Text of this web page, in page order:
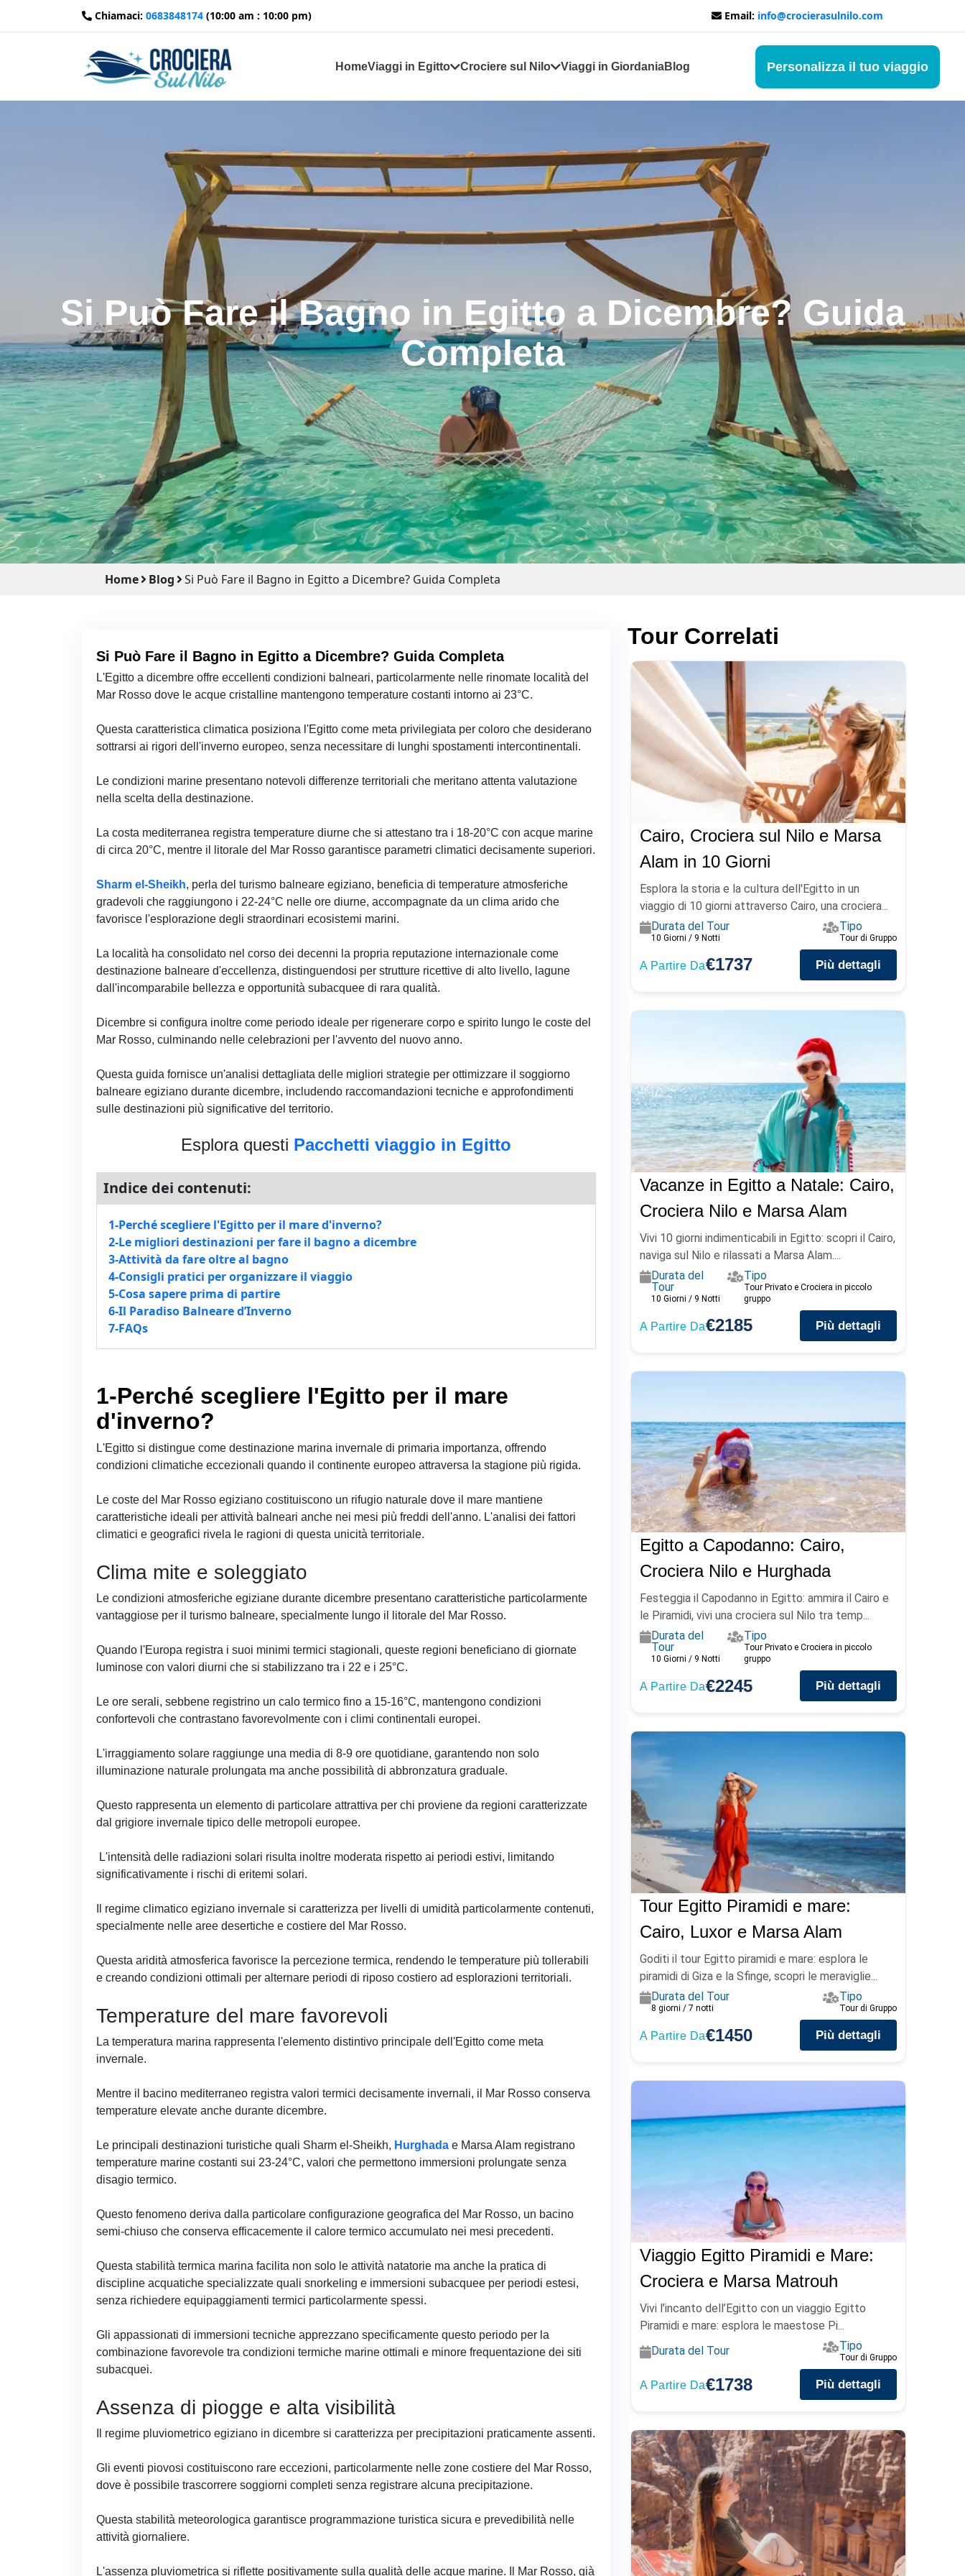
Chiamaci: 0683848174 (10:00 am : 10:00 pm) Email: info@crocierasulnilo.com
HomeViaggi in Egitto Crociere sul Nilo Viaggi in GiordaniaBlog Personalizza il tuo viaggio
Si Può Fare il Bagno in Egitto a Dicembre? Guida
Completa
Home Blog Si Può Fare il Bagno in Egitto a Dicembre? Guida Completa
Si Può Fare il Bagno in Egitto a Dicembre? Guida Completa
L'Egitto a dicembre offre eccellenti condizioni balneari, particolarmente nelle rinomate località del
Mar Rosso dove le acque cristalline mantengono temperature costanti intorno ai 23°C.
Questa caratteristica climatica posiziona l'Egitto come meta privilegiata per coloro che desiderano
sottrarsi ai rigori dell'inverno europeo, senza necessitare di lunghi spostamenti intercontinentali.
Le condizioni marine presentano notevoli differenze territoriali che meritano attenta valutazione
nella scelta della destinazione.
La costa mediterranea registra temperature diurne che si attestano tra i 18-20°C con acque marine
di circa 20°C, mentre il litorale del Mar Rosso garantisce parametri climatici decisamente superiori.
Sharm el-Sheikh, perla del turismo balneare egiziano, beneficia di temperature atmosferiche
gradevoli che raggiungono i 22-24°C nelle ore diurne, accompagnate da un clima arido che
favorisce l'esplorazione degli straordinari ecosistemi marini.
La località ha consolidato nel corso dei decenni la propria reputazione internazionale come
destinazione balneare d'eccellenza, distinguendosi per strutture ricettive di alto livello, lagune
dall'incomparabile bellezza e opportunità subacquee di rara qualità.
Dicembre si configura inoltre come periodo ideale per rigenerare corpo e spirito lungo le coste del
Mar Rosso, culminando nelle celebrazioni per l'avvento del nuovo anno.
Questa guida fornisce un'analisi dettagliata delle migliori strategie per ottimizzare il soggiorno
balneare egiziano durante dicembre, includendo raccomandazioni tecniche e approfondimenti
sulle destinazioni più significative del territorio.
Esplora questi Pacchetti viaggio in Egitto
Indice dei contenuti:
1-Perché scegliere l'Egitto per il mare d'inverno?
2-Le migliori destinazioni per fare il bagno a dicembre
3-Attività da fare oltre al bagno
4-Consigli pratici per organizzare il viaggio
5-Cosa sapere prima di partire
6-Il Paradiso Balneare d’Inverno
7-FAQs
1-Perché scegliere l'Egitto per il mare
d'inverno?
L'Egitto si distingue come destinazione marina invernale di primaria importanza, offrendo
condizioni climatiche eccezionali quando il continente europeo attraversa la stagione più rigida.
Le coste del Mar Rosso egiziano costituiscono un rifugio naturale dove il mare mantiene
caratteristiche ideali per attività balneari anche nei mesi più freddi dell'anno. L'analisi dei fattori
climatici e geografici rivela le ragioni di questa unicità territoriale.
Clima mite e soleggiato
Le condizioni atmosferiche egiziane durante dicembre presentano caratteristiche particolarmente
vantaggiose per il turismo balneare, specialmente lungo il litorale del Mar Rosso.
Quando l'Europa registra i suoi minimi termici stagionali, queste regioni beneficiano di giornate
luminose con valori diurni che si stabilizzano tra i 22 e i 25°C.
Le ore serali, sebbene registrino un calo termico fino a 15-16°C, mantengono condizioni
confortevoli che contrastano favorevolmente con i climi continentali europei.
L'irraggiamento solare raggiunge una media di 8-9 ore quotidiane, garantendo non solo
illuminazione naturale prolungata ma anche possibilità di abbronzatura graduale.
Questo rappresenta un elemento di particolare attrattiva per chi proviene da regioni caratterizzate
dal grigiore invernale tipico delle metropoli europee.
L'intensità delle radiazioni solari risulta inoltre moderata rispetto ai periodi estivi, limitando
significativamente i rischi di eritemi solari.
Il regime climatico egiziano invernale si caratterizza per livelli di umidità particolarmente contenuti,
specialmente nelle aree desertiche e costiere del Mar Rosso.
Questa aridità atmosferica favorisce la percezione termica, rendendo le temperature più tollerabili
e creando condizioni ottimali per alternare periodi di riposo costiero ad esplorazioni territoriali.
Temperature del mare favorevoli
La temperatura marina rappresenta l'elemento distintivo principale dell'Egitto come meta
invernale.
Mentre il bacino mediterraneo registra valori termici decisamente invernali, il Mar Rosso conserva
temperature elevate anche durante dicembre.
Le principali destinazioni turistiche quali Sharm el-Sheikh, Hurghada e Marsa Alam registrano
temperature marine costanti sui 23-24°C, valori che permettono immersioni prolungate senza
disagio termico.
Questo fenomeno deriva dalla particolare configurazione geografica del Mar Rosso, un bacino
semi-chiuso che conserva efficacemente il calore termico accumulato nei mesi precedenti.
Questa stabilità termica marina facilita non solo le attività natatorie ma anche la pratica di
discipline acquatiche specializzate quali snorkeling e immersioni subacquee per periodi estesi,
senza richiedere equipaggiamenti termici particolarmente spessi.
Gli appassionati di immersioni tecniche apprezzano specificamente questo periodo per la
combinazione favorevole tra condizioni termiche marine ottimali e minore frequentazione dei siti
subacquei.
Assenza di piogge e alta visibilità
Il regime pluviometrico egiziano in dicembre si caratterizza per precipitazioni praticamente assenti.
Gli eventi piovosi costituiscono rare eccezioni, particolarmente nelle zone costiere del Mar Rosso,
dove è possibile trascorrere soggiorni completi senza registrare alcuna precipitazione.
Questa stabilità meteorologica garantisce programmazione turistica sicura e prevedibilità nelle
attività giornaliere.
L'assenza pluviometrica si riflette positivamente sulla qualità delle acque marine. Il Mar Rosso, già
Tour Correlati
Cairo, Crociera sul Nilo e Marsa
Alam in 10 Giorni
Esplora la storia e la cultura dell'Egitto in un
viaggio di 10 giorni attraverso Cairo, una crociera...
Durata del Tour
10 Giorni / 9 Notti
Tipo
Tour di Gruppo
A Partire Da€1737 Più dettagli
Vacanze in Egitto a Natale: Cairo,
Crociera Nilo e Marsa Alam
Vivi 10 giorni indimenticabili in Egitto: scopri il Cairo,
naviga sul Nilo e rilassati a Marsa Alam....
Durata del
Tour
10 Giorni / 9 Notti
Tipo
Tour Privato e Crociera in piccolo
gruppo
A Partire Da€2185 Più dettagli
Egitto a Capodanno: Cairo,
Crociera Nilo e Hurghada
Festeggia il Capodanno in Egitto: ammira il Cairo e
le Piramidi, vivi una crociera sul Nilo tra temp...
Durata del
Tour
10 Giorni / 9 Notti
Tipo
Tour Privato e Crociera in piccolo
gruppo
A Partire Da€2245 Più dettagli
Tour Egitto Piramidi e mare:
Cairo, Luxor e Marsa Alam
Goditi il tour Egitto piramidi e mare: esplora le
piramidi di Giza e la Sfinge, scopri le meraviglie...
Durata del Tour
8 giorni / 7 notti
Tipo
Tour di Gruppo
A Partire Da€1450 Più dettagli
Viaggio Egitto Piramidi e Mare:
Crociera e Marsa Matrouh
Vivi l’incanto dell’Egitto con un viaggio Egitto
Piramidi e mare: esplora le maestose Pi...
Durata del Tour
Tipo
Tour di Gruppo
A Partire Da€1738 Più dettagli